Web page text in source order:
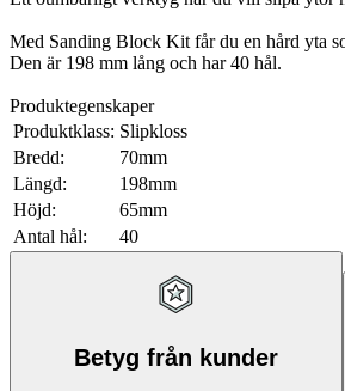
Med Sanding Block Kit får du en hård yta
Den är 198 mm lång och har 40 hål.
Produktegenskaper
Produktklass: Slipkloss
Bredd:
70mm
Längd:
198mm
Höjd:
65mm
Antal hål:
40
Betyg från kunder